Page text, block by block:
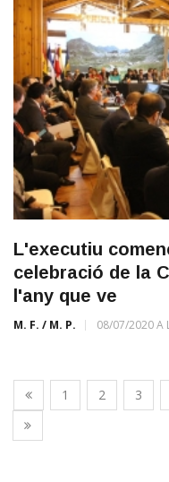
L'executiu
celebració de la
l'any que ve
M. F. / M. P. 08/07/2020 A
1 2 3